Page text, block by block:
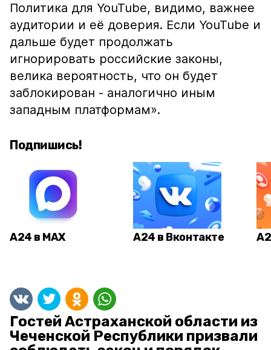
Политика для YouTube, видимо, важнее
аудитории и её доверия. Если YouTube и
дальше будет продолжать
игнорировать российские законы,
велика вероятность, что он будет
заблокирован - аналогично иным
западным платформам­».
Подпишись!
А24 в MAX А24 в Вконтакте
Гостей Астраханской области из
Чеченской Республики призвали